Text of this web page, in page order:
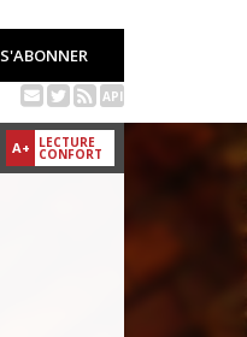
S'ABONNER
API
A+ LECTURE
CONFORT